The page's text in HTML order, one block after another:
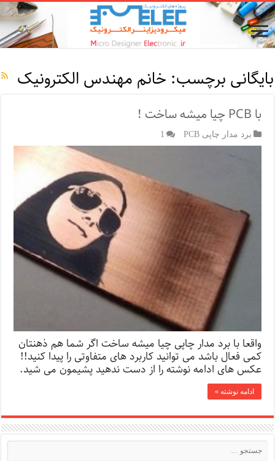
بایگانی برچسب: خانم مهندس الکترونیک
با PCB چیا میشه ساخت !
برد مدار چاپی PCB 1
واقعا با برد مدار چاپی چیا میشه ساخت اگر شما هم ذهنتان
کمی فعال باشد می توانید کاربرد های متفاوتی را پیدا کنید!!
عکس های ادامه نوشته را از دست ندهید پشیمون می شید.
ادامه نوشته »